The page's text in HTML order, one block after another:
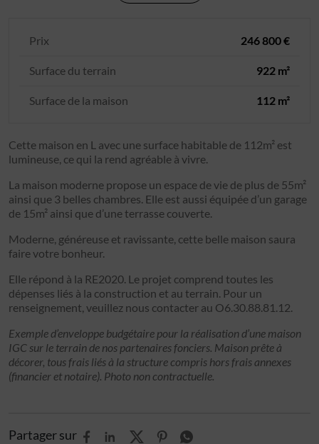
Prix 246 800 €
Surface du terrain 922 m²
Surface de la maison 112 m²
Cette maison en L avec une surface habitable de 112m² est
lumineuse, ce qui la rend agréable à vivre.
La maison moderne propose un espace de vie de plus de 55m²
ainsi que 3 belles chambres. Elle est aussi équipée d’un garage
de 15m² ainsi que d’une terrasse couverte.
Moderne, généreuse et ravissante, cette belle maison saura
faire votre bonheur.
Elle répond à la RE2020. Le projet comprend toutes les
dépenses liés à la construction et au terrain. Pour un
renseignement, veuillez nous contacter au O6.30.88.81.12.
Exemple d’enveloppe budgétaire pour la réalisation d’une maison
IGC sur le terrain de nos partenaires fonciers. Maison prête à
décorer, tous frais liés à la structure compris hors frais annexes
(financier et notaire). Photo non contractuelle.
Partager sur